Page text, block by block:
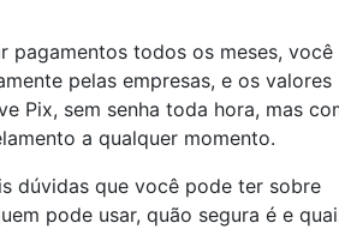
pagamentos todos os meses, você
pelas empresas, e os valores
Pix, sem senha toda hora, mas
a qualquer momento.
dúvidas que você pode ter sobre
pode usar, quão segura é e